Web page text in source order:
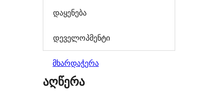
დაყენება
დეველოპმენტი
მხარდაჭერა
აღწერა